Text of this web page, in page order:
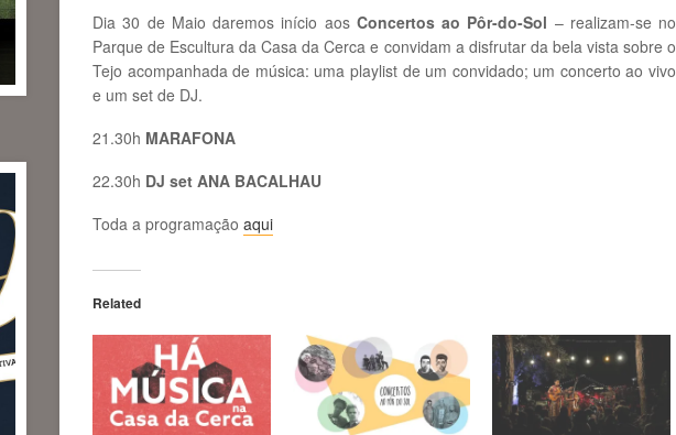
Dia 30 de Maio daremos início aos Concertos ao Pôr-do-Sol – realizam-se no
Parque de Escultura da Casa da Cerca e convidam a disfrutar da bela vista sobre o
Tejo acompanhada de música: uma playlist de um convidado; um concerto ao vivo
e um set de DJ.
21.30h MARAFONA
22.30h DJ set ANA BACALHAU
Toda a programação aqui
Related